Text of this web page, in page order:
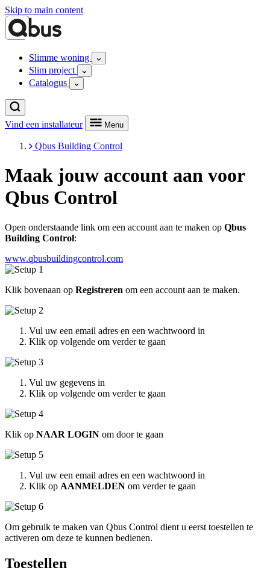
Skip to main content
Slimme woning
Slim project
Catalogus
Vind een installateur Menu
Qbus Building Control
Maak jouw account aan voor
Qbus Control
Open onderstaande link om een account aan te maken op Qbus
Building Control:
www.qbusbuildingcontrol.com
Klik bovenaan op Registreren om een account aan te maken.
Vul uw een email adres en een wachtwoord in
Klik op volgende om verder te gaan
Vul uw gegevens in
Klik op volgende om verder te gaan
Klik op NAAR LOGIN om door te gaan
Vul uw een email adres en een wachtwoord in
Klik op AANMELDEN om verder te gaan
Om gebruik te maken van Qbus Control dient u eerst toestellen te
activeren om deze te kunnen bedienen.
Toestellen